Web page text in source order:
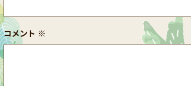
コメント ※